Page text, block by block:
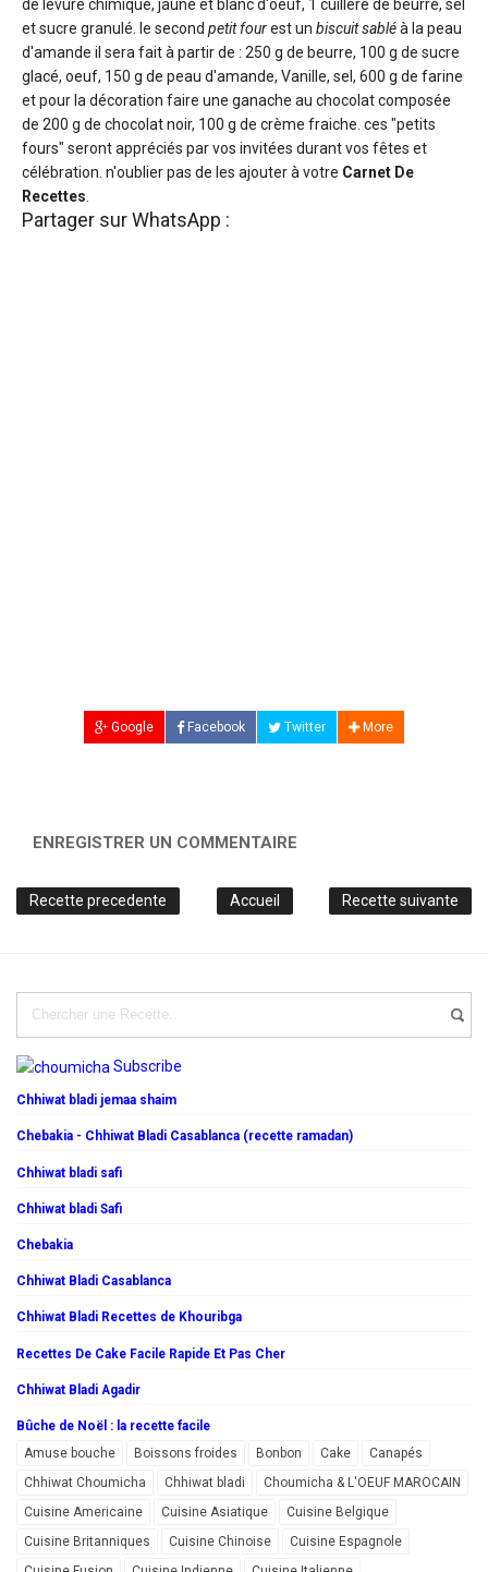
de levure chimique, jaune et blanc d'oeuf, 1 cuillère de beurre, sel
et sucre granulé. le second petit fourest un biscuit sabléà la peau
d'amande il sera fait à partir de : 250 g de beurre, 100 g de sucre
glacé, oeuf, 150 g de peau d'amande, Vanille, sel, 600 g de farine
et pour la décoration faire une ganache au chocolat composée
de 200 g de chocolat noir, 100 g de crème fraiche. ces "petits
fours" seront appréciés par vos invitées durant vos fêtes et
célébration. n'oublier pas de les ajouter à votre Carnet De
Recettes.
Partager sur WhatsApp :
Google Facebook Twitter More
ENREGISTRER UN COMMENTAIRE
Recette precedente Recette suivante
Accueil
Subscribe
Chhiwat bladi jemaa shaim
Chebakia - Chhiwat Bladi Casablanca (recette ramadan)
Chhiwat bladi safi
Chhiwat bladi Safi
Chebakia
Chhiwat Bladi Casablanca
Chhiwat Bladi Recettes de Khouribga
Recettes De Cake Facile Rapide Et Pas Cher
Chhiwat Bladi Agadir
Bûche de Noël : la recette facile
Amuse bouche
Boissons froides Bonbon Cake
Canapés
Chhiwat Choumicha
Chhiwat bladi
Choumicha & L'OEUF MAROCAIN
Cuisine Americaine
Cuisine Asiatique
Cuisine Belgique
Cuisine Britanniques
Cuisine Chinoise
Cuisine Espagnole